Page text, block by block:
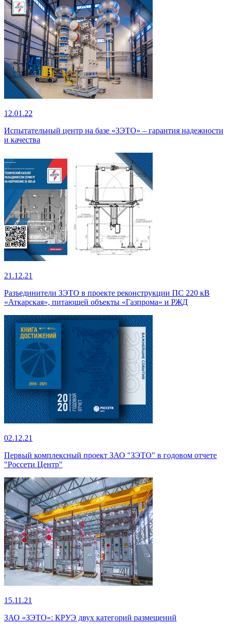
12.01.22
Испытательный центр на базе «ЗЭТО» – гарантия надежности
и качества
21.12.21
Разъединители ЗЭТО в проекте реконструкции ПС 220 кВ
«Аткарская», питающей объекты «Газпрома» и РЖД
02.12.21
Первый комплексный проект ЗАО "ЗЭТО" в годовом отчете
"Россети Центр"
15.11.21
ЗАО «ЗЭТО»: КРУЭ двух категорий размещений